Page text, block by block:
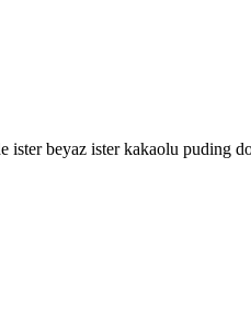
beyaz ister kakaolu puding